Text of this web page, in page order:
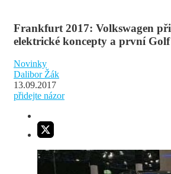
Frankfurt 2017: Volkswagen
elektrické koncepty a první
Novinky
Dalibor Žák
13.09.2017
přidejte názor